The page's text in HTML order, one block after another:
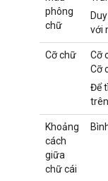
phông
chữ
với
Cỡ chữ
Cỡ
Cỡ
Để
Khoảng
cách
giữa
chữ cái